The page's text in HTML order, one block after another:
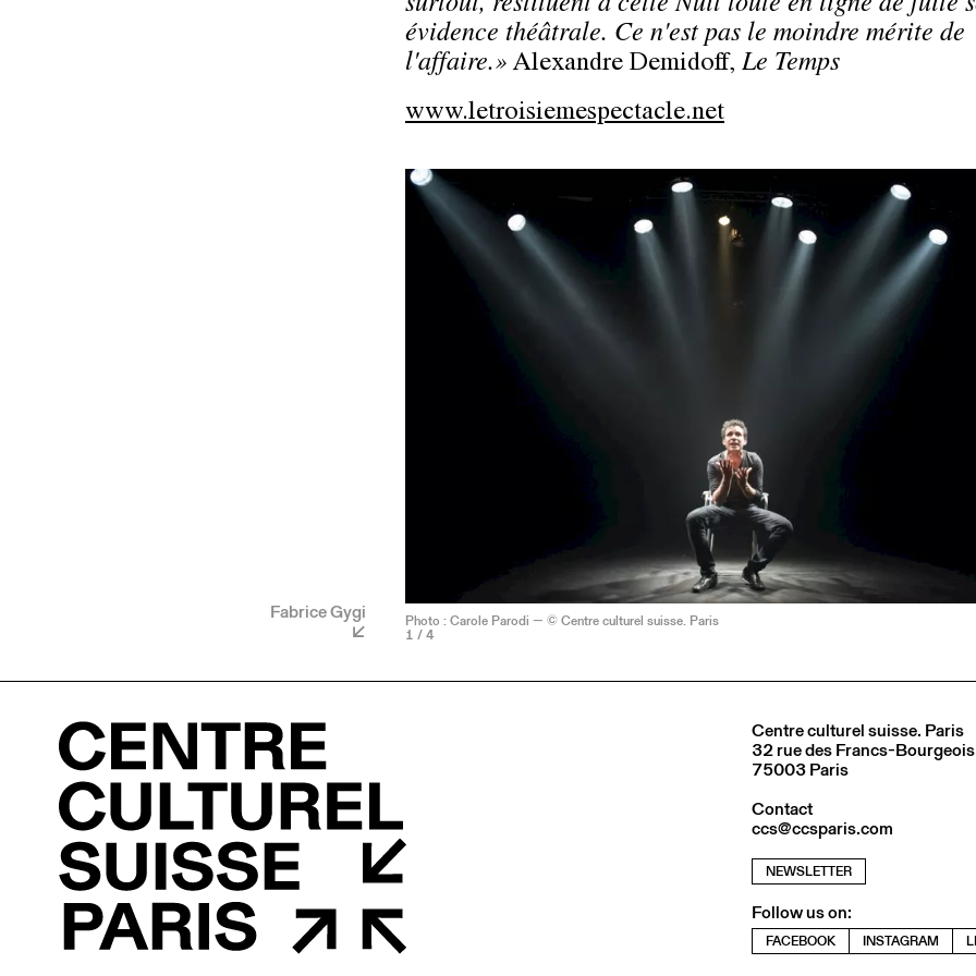
Fabrice Gygi
surtout, restituent à cette Nuit toute en ligne de fuite
évidence théâtrale. Ce n'est pas le moindre mérite de
l'affaire.» Alexandre Demidoff, Le Temps
www.letroisiemespectacle.net
Photo : Carole Parodi — © Centre culturel suisse. Paris
1 / 4
Centre culturel suisse. Paris
32 rue des Francs-Bourgeois
75003 Paris
Contact
ccs@ccsparis.com
NEWSLETTER
Follow us on:
FACEBOOK INSTAGRAM